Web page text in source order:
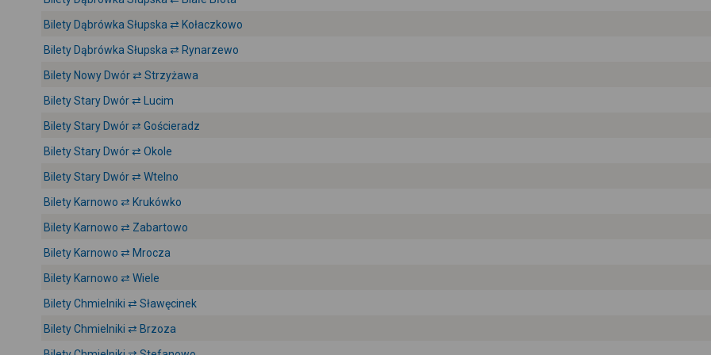
Bilety Dąbrówka Słupska ⇄ Kołaczkowo
Bilety Dąbrówka Słupska ⇄ Rynarzewo
Bilety Nowy Dwór ⇄ Strzyżawa
Bilety Stary Dwór ⇄ Lucim
Bilety Stary Dwór ⇄ Gościeradz
Bilety Stary Dwór ⇄ Okole
Bilety Stary Dwór ⇄ Wtelno
Bilety Karnowo ⇄ Krukówko
Bilety Karnowo ⇄ Zabartowo
Bilety Karnowo ⇄ Mrocza
Bilety Karnowo ⇄ Wiele
Bilety Chmielniki ⇄ Sławęcinek
Bilety Chmielniki ⇄ Brzoza